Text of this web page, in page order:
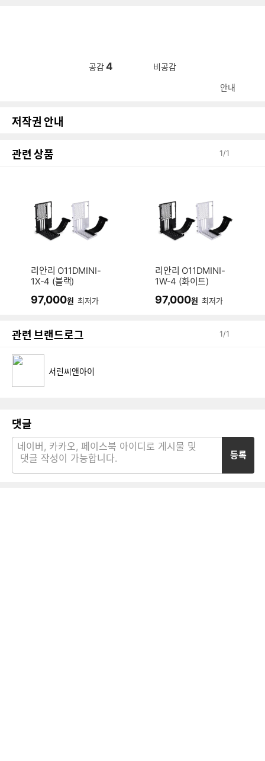
공감 4 비공감
안내
저작권 안내
관련 상품 1/1
리안리 O11DMINI-
1X-4 (블랙)
97,000원 최저가
리안리 O11DMINI-
1W-4 (화이트)
97,000원 최저가
관련 브랜드로그 1/1
서린씨앤아이
댓글
등록